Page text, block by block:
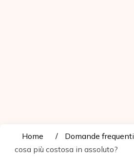
Home Domande frequenti
cosa più costosa in assoluto?